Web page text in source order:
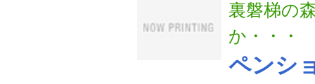
裏磐梯の
か・・・
ペンシ